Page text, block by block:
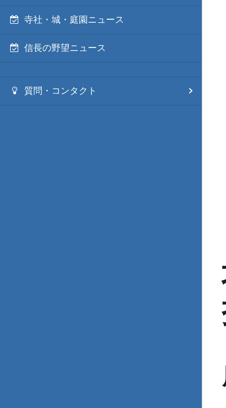
寺社・城・庭園ニュース
信長の野望ニュース
質問・コンタクト